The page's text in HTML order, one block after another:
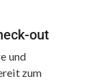
out
und
zum